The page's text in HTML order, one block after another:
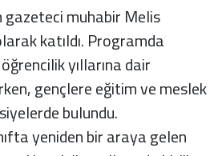
gazeteci muhabir Melis
katıldı. Programda
yıllarına dair
gençlere eğitim ve meslek
bulundu.
yeniden bir araya gelen